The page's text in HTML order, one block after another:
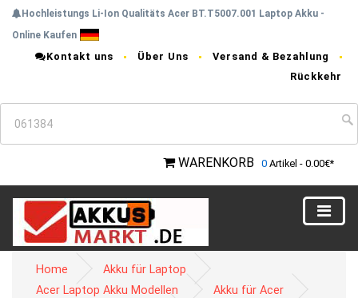
Hochleistungs Li-Ion Qualitäts Acer BT.T5007.001 Laptop Akku -
Online Kaufen
Kontakt uns Über Uns
Versand & Bezahlung
Rückkehr
WARENKORB 0 Artikel - 0.00€*
Home
Akku für Laptop
Acer Laptop Akku Modellen
Akku für Acer